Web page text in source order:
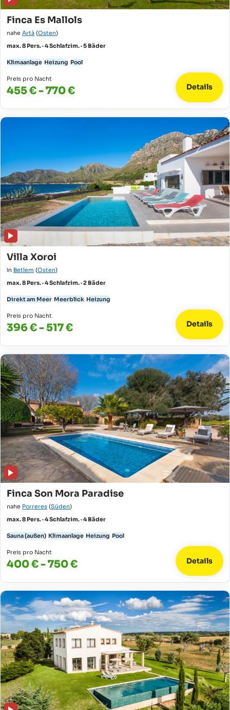
Finca Es Mallols
nahe Artà (Osten)
max. 8 Pers. · 4 Schlafzim. · 5 Bäder
Klimaanlage Heizung Pool
Preis pro Nacht
455 € - 770 € Details
Villa Xoroi
in Betlem (Osten)
max. 8 Pers. · 4 Schlafzim. · 2 Bäder
Direkt am Meer Meerblick Heizung
Preis pro Nacht
396 € - 517 € Details
Finca Son Mora Paradise
nahe Porreres (Süden)
max. 8 Pers. · 4 Schlafzim. · 4 Bäder
Sauna (außen) Klimaanlage Heizung Pool
Preis pro Nacht
400 € - 750 € Details